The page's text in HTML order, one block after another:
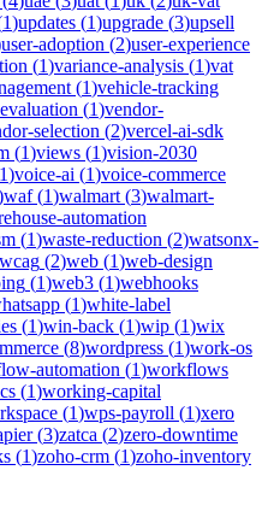
1)updates (1)upgrade (3)upsell
user-adoption (2)user-experience
(1)variance-analysis (1)vat
(1)vehicle-tracking
(1)vendor-
selection (2)vercel-ai-sdk
(1)views (1)vision-2030
1)voice-ai (1)voice-commerce
waf(1)walmart (3)walmart-
automation
(1)waste-reduction (2)watsonx-
wcag (2)web (1)web-design
(1)web3 (1)webhooks
(1)white-label
(1)win-back (1)wip (1)wix
(8)wordpress (1)work-os
automation (1)workflows
(1)working-capital
(1)wps-payroll (1)xero
(3)zatca (2)zero-downtime
(1)zoho-crm (1)zoho-inventory